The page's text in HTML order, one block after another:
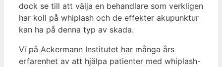
dock se till att välja en behandlare som verkligen
har koll på whiplash och de effekter akupunktur
kan ha på denna typ av skada.
Vi på Ackermann Institutet har många års
erfarenhet av att hjälpa patienter med whiplash-